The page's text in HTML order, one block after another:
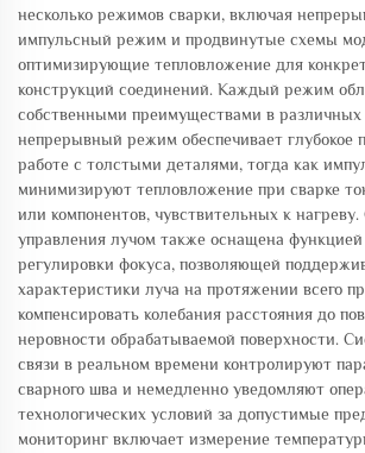
несколько режимов сварки, включая
импульсный режим и продвинутые схемы
оптимизирующие тепловложение для
конструкций соединений. Каждый режим
собственными преимуществами в различных
непрерывный режим обеспечивает глубокое
работе с толстыми деталями, тогда как
минимизируют тепловложение при сварке
или компонентов, чувствительных к
управления лучом также оснащена
регулировки фокуса, позволяющей
характеристики луча на протяжении всего
компенсировать колебания расстояния до
неровности обрабатываемой поверхности.
связи в реальном времени контролируют
сварного шва и немедленно уведомляют
технологических условий за допустимые
мониторинг включает измерение